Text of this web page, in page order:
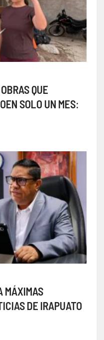
QUE
SOLO UN MES:
MÁXIMAS
DE IRAPUATO